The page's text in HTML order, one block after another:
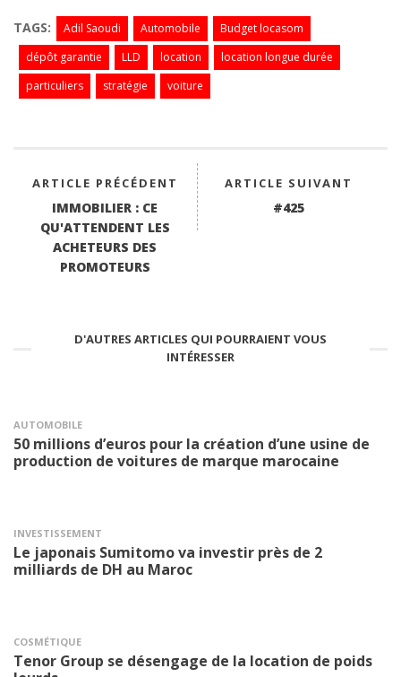
bo
ok
tte
r
ts
A
pp
ed
In
ail
TAGS: Adil Saoudi Automobile
Budget locasom
dépôt garantie
LLD location
location longue durée
particuliers
stratégie voiture
ARTICLE PRÉCÉDENT
IMMOBILIER : CE
QU'ATTENDENT LES
ACHETEURS DES
PROMOTEURS
ARTICLE SUIVANT
#425
D'AUTRES ARTICLES QUI POURRAIENT VOUS
INTÉRESSER
AUTOMOBILE
50 millions d’euros pour la création d’une usine de
production de voitures de marque marocaine
INVESTISSEMENT
Le japonais Sumitomo va investir près de 2
milliards de DH au Maroc
COSMÉTIQUE
Tenor Group se désengage de la location de poids